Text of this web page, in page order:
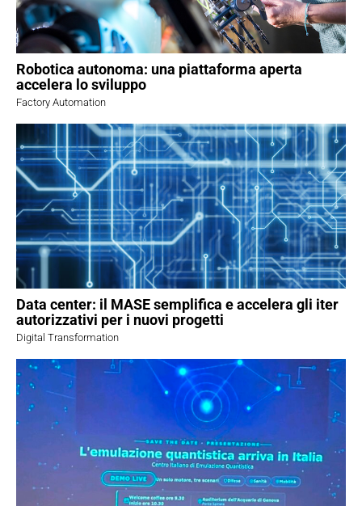
Robotica autonoma: una piattaforma aperta
accelera lo sviluppo
Factory Automation
Data center: il MASE semplifica e accelera gli iter
autorizzativi per i nuovi progetti
Digital Transformation